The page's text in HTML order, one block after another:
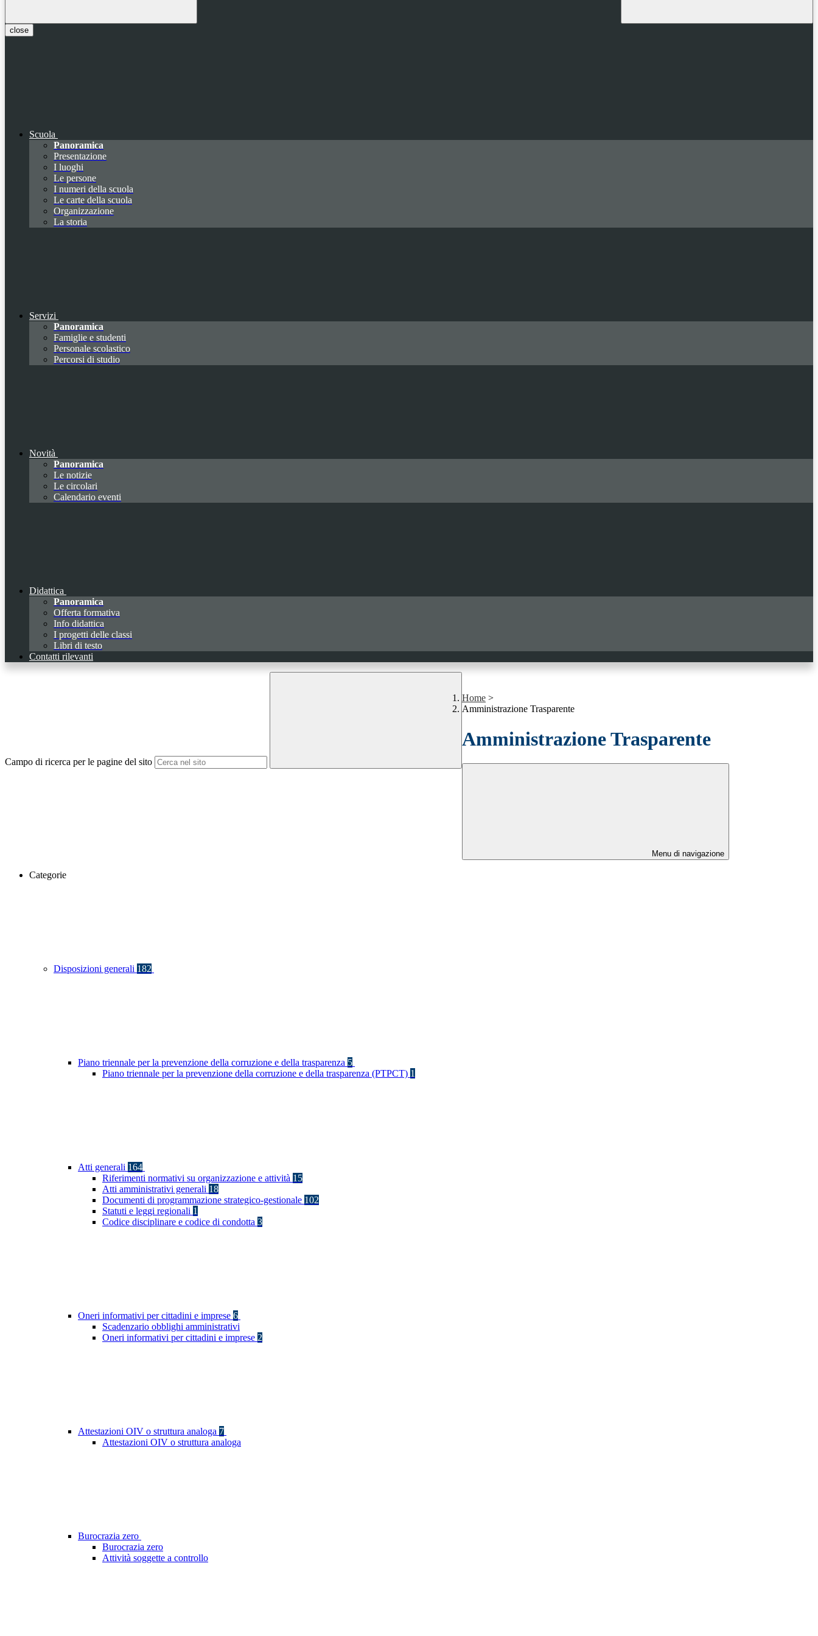
close
Scuola
Panoramica
Presentazione
I luoghi
Le persone
I numeri della scuola
Le carte della scuola
Organizzazione
La storia
Servizi
Panoramica
Famiglie e studenti
Personale scolastico
Percorsi di studio
Novità
Panoramica
Le notizie
Le circolari
Calendario eventi
Didattica
Panoramica
Offerta formativa
Info didattica
I progetti delle classi
Libri di testo
Contatti rilevanti
Campo di ricerca per le pagine del sito
Home >
Amministrazione Trasparente
Amministrazione Trasparente
Menu di navigazione
Categorie
Disposizioni generali 182
Piano triennale per la prevenzione della corruzione e della trasparenza 5
Piano triennale per la prevenzione della corruzione e della trasparenza (PTPCT) 1
Atti generali 164
Riferimenti normativi su organizzazione e attività 15
Atti amministrativi generali 18
Documenti di programmazione strategico-gestionale 102
Statuti e leggi regionali 1
Codice disciplinare e codice di condotta 3
Oneri informativi per cittadini e imprese 6
Scadenzario obblighi amministrativi
Oneri informativi per cittadini e imprese 2
Attestazioni OIV o struttura analoga 7
Attestazioni OIV o struttura analoga
Burocrazia zero
Burocrazia zero
Attività soggette a controllo